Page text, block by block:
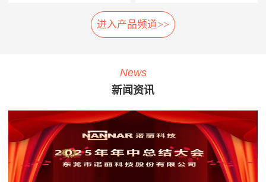
扩大及危险的发生。 系统组
成： 1、胎压传感器· 安装在
走行轮、导向轮、稳定轮气门
运算，并对运行数据进行存
TCMS网络监控终端。 系统
功能： · 导向轮胎压值及温度
的实时监测，并对异常状态报
警；· 稳定轮胎压值及温度的
实时监测，并对异常状态报
警；· 走行轮胎压值及温度的
延长车辆设备的生命周期。
· 提升员工生产力：管理层通
过系统设定各项绩效指标，系
“公开、全貌、闭环”的分析及
预警，可有效激励员工主动提
“指哪打哪”的调控指挥棒与全
员自主对照改善的作用。· 提
升管理的水平：一方面，对车
辆设备故障、检修效率等量化
分析，将充分暴露管理的薄弱
环节，为有针对性提升管理水
车载弓网动态监测系统是一种
车载受电弓实时自动化、动态
测弓网状态和主要工作参数，
系统除了对弓网各种状态检测
外，还将自动记录每次被检测
的弓网状态异常时的图像及数
据。通过视觉分析技术，对受
电弓在行车时的状态监控，使
列车员能够及时了解车辆受电
弓故障，保证列车安全运
轮对在线检测系统安装在正线
站端或车辆段的入段线上，具
探测、制动闸片磨耗检测、自
动识别列车车号、自动判别行
及数据管理等功能，能做到故
障定位及故障跟踪。通过计算
机软件分析，实现对车辆轮对
安全状态进行预报，使列检工
人及时发现并处理车辆故障，
为列车安全运营保驾护航。
进入产品频道>>
News
新闻资讯